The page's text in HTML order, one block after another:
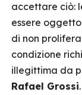
accettare ciò:
essere
di non
condizione
illegittima da
Rafael Grossi.